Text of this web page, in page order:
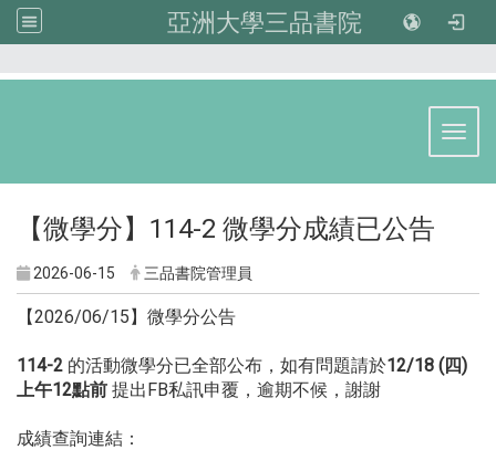
亞洲大學三品書院
【微學分】114-2 微學分成績已公告
2026-06-15 三品書院管理員
【2026/06/15】微學分公告
114-2 的活動微學分已全部公布，如有問題請於12/18 (四)
上午12點前 提出FB私訊申覆，逾期不候，謝謝
成績查詢連結：